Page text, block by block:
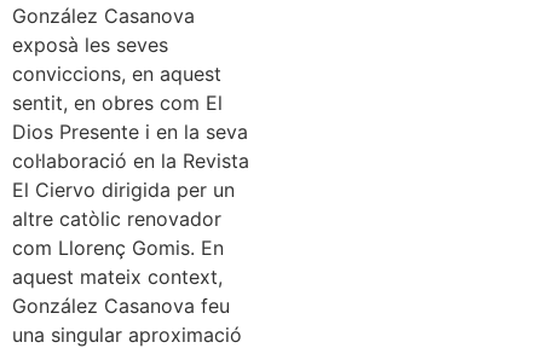
González Casanova
exposà les seves
conviccions, en aquest
sentit, en obres com El
Dios Presente i en la seva
col·laboració en la Revista
El Ciervo dirigida per un
altre catòlic renovador
com Llorenç Gomis. En
aquest mateix context,
González Casanova feu
una singular aproximació